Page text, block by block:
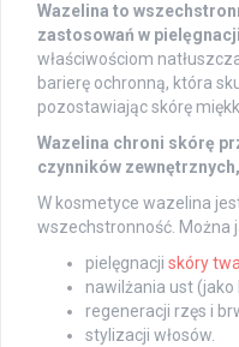
Wazelina to
zastosowań w
właściwościom
barierę ochronną, która
pozostawiając skórę
Wazelina chroni skórę
czynników
W kosmetyce wazelina
wszechstronność. Można
pielęgnacji skóry
nawilżania ust (jako
regeneracji rzęs i
stylizacji włosów.